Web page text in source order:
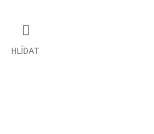
HLÍDAT